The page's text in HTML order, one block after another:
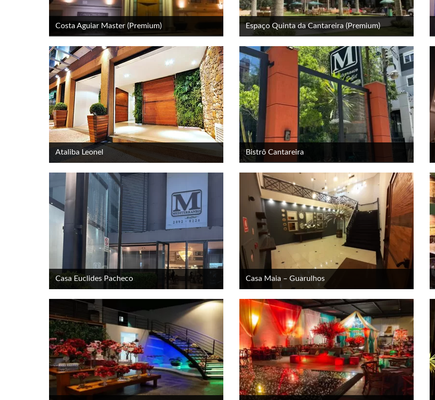
Costa Aguiar Master (Premium) Espaço Quinta da Cantareira (Premium)
Ataliba Leonel Bistrô Cantareira
Casa Euclides Pacheco Casa Maia – Guarulhos